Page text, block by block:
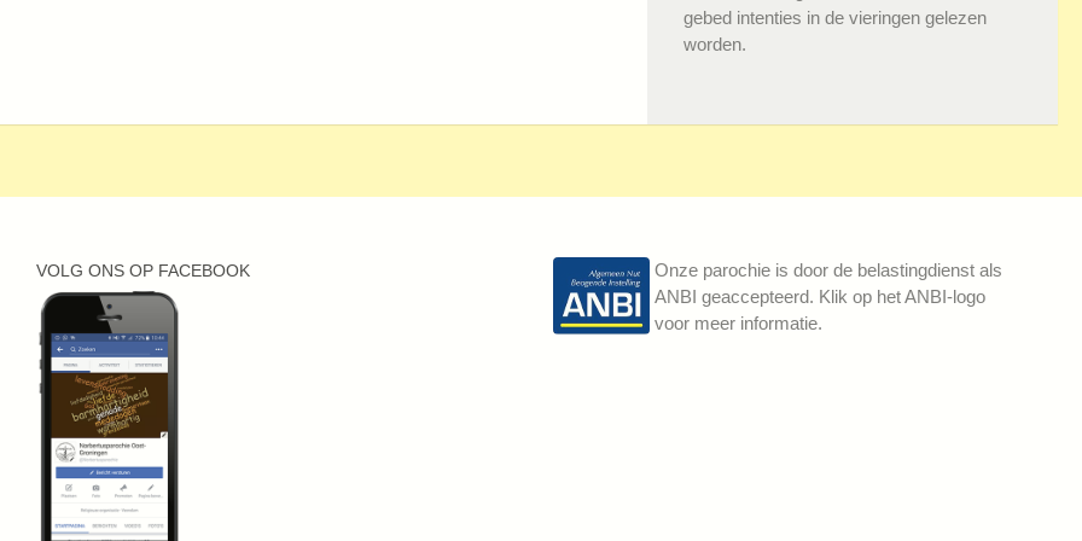
gebed intenties in de vieringen gelezen
worden.
VOLG ONS OP FACEBOOK
Onze parochie is door de belastingdienst als
ANBI geaccepteerd. Klik op het ANBI-logo
voor meer informatie.